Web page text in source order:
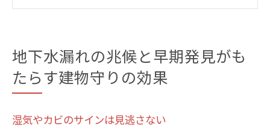
プロに任せるべきタイミングとは
港区での地下水漏れ原因と迅速な修理方法
港区で特に多い漏水事例とは
地下水漏れの兆候と早期発見がも
たらす建物守りの効果
湿気やカビのサインは見逃さない